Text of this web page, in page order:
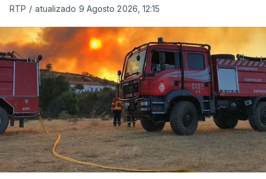
RTP / atualizado 9 Agosto 2026, 12:15